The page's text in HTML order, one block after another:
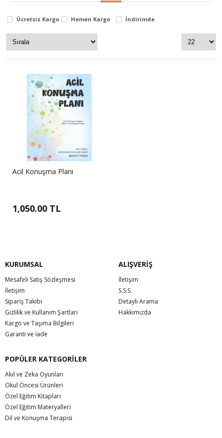
Stok Durumu
stokta var
stokta yok
Ücretsiz Kargo Hemen Kargo İndirimde
Acil Konuşma Planı
1,050.00 TL
KURUMSAL
Mesafeli Satış Sözleşmesi
İletişim
Sipariş Takibi
Gizlilik ve Kullanım Şartları
Kargo ve Taşıma Bilgileri
Garanti ve İade
ALIŞVERİŞ
İletişim
S.S.S.
Detaylı Arama
Hakkımızda
POPÜLER KATEGORİLER
Akıl ve Zeka Oyunları
Okul Öncesi Ürünleri
Özel Eğitim Kitapları
Özel Eğitim Materyalleri
Dil ve Konuşma Terapisi